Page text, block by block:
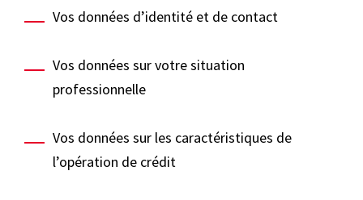
Vos données d’identité et de contact
Vos données sur votre situation
professionnelle
Vos données sur les caractéristiques de
l’opération de crédit